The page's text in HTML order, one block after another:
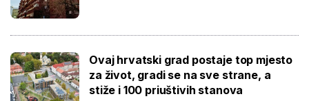
Ovaj hrvatski grad postaje top mjesto
za život, gradi se na sve strane, a
stiže i 100 priuštivih stanova